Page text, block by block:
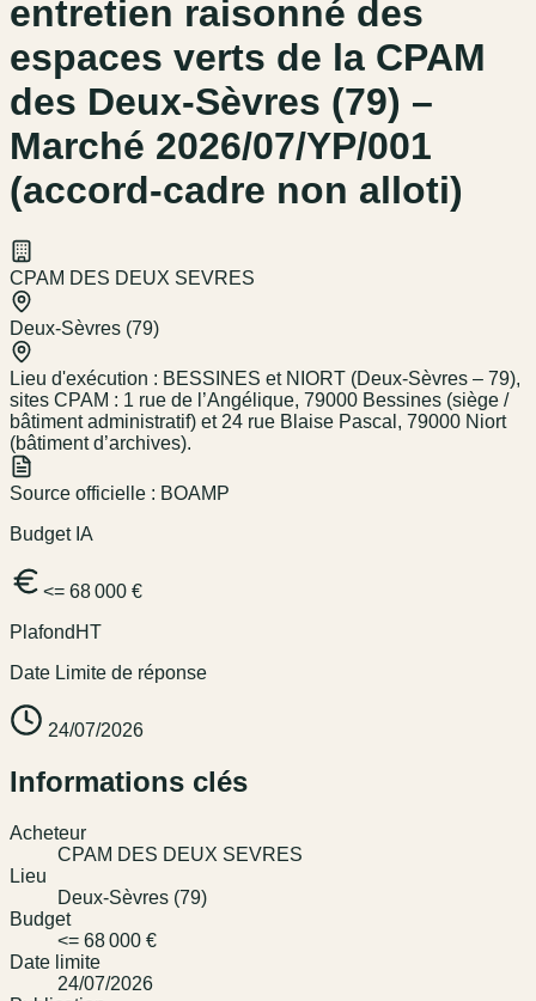
entretien raisonné des
espaces verts de la CPAM
des Deux-Sèvres (79) –
Marché 2026/07/YP/001
(accord-cadre non alloti)
CPAM DES DEUX SEVRES
Deux-Sèvres (79)
Lieu d'exécution : BESSINES et NIORT (Deux-Sèvres – 79),
sites CPAM : 1 rue de l’Angélique, 79000 Bessines (siège /
bâtiment administratif) et 24 rue Blaise Pascal, 79000 Niort
(bâtiment d’archives).
Source officielle : BOAMP
Budget IA
<= 68 000 €
Plafond HT
Date Limite de réponse
24/07/2026
Informations clés
Acheteur
CPAM DES DEUX SEVRES
Lieu
Deux-Sèvres (79)
Budget
<= 68 000 €
Date limite
24/07/2026